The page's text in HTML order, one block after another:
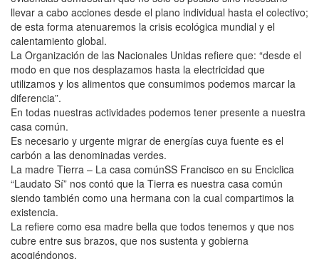
llevar a cabo acciones desde el plano individual hasta el colectivo;
de esta forma atenuaremos la crisis ecológica mundial y el
calentamiento global.
La Organización de las Nacionales Unidas refiere que: “desde el
modo en que nos desplazamos hasta la electricidad que
utilizamos y los alimentos que consumimos podemos marcar la
diferencia”.
En todas nuestras actividades podemos tener presente a nuestra
casa común.
Es necesario y urgente migrar de energías cuya fuente es el
carbón a las denominadas verdes.
La madre Tierra – La casa comúnSS Francisco en su Enciclica
“Laudato Sí” nos contó que la Tierra es nuestra casa común
siendo también como una hermana con la cual compartimos la
existencia.
La refiere como esa madre bella que todos tenemos y que nos
cubre entre sus brazos, que nos sustenta y gobierna
acogiéndonos.